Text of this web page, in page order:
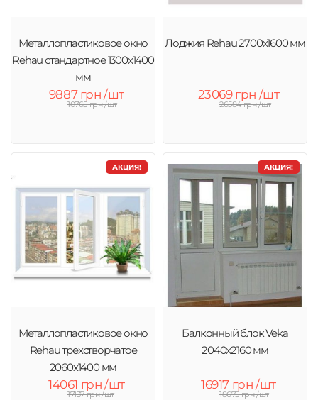
Металлопластиковое окно
Rehau стандартное 1300x1400
мм
9887 грн /шт
10765 грн /шт
Лоджия Rehau 2700х1600 мм
23069 грн /шт
26584 грн /шт
АКЦИЯ!
Металлопластиковое окно
Rehau трехстворчатое
2060х1400 мм
14061 грн /шт
17137 грн /шт
АКЦИЯ!
Балконный блок Veka
2040x2160 мм
16917 грн /шт
18675 грн /шт